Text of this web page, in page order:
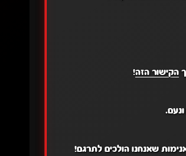
הקישור הזה!
שאנחנו הולכים לתרגם!